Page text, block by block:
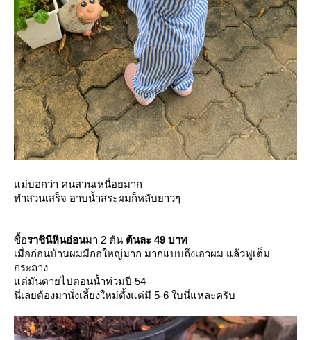
ม่บอกว่า คนสวนเหนื่อยมาก
ทำสวนเสร็จ อาบน้ำสระผมก็หลับยาวๆ
ซื้อราชินีหินอ่อนมา 2 ต้น ต้นละ 49 บาท
เมื่อก่อนบ้านผมมีกอใหญ่มาก มากแบบถึงเอวผม แล้วฟูเต็ม
กระถาง
ต่มันตายไปตอนน้ำท่วมปี 54
นี่เลยต้องมานั่งเลี้ยงใหม่ตั้งแต่มี 5-6 ใบนี่แหละครับ